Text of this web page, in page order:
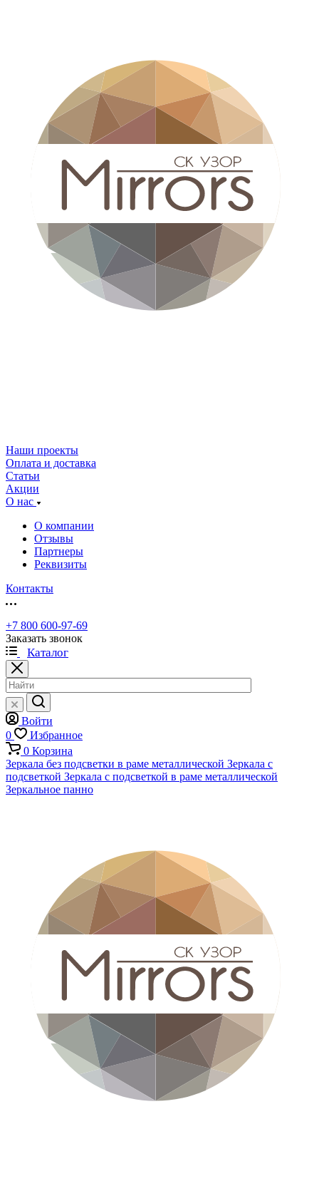
Наши проекты
Оплата и доставка
Статьи
Акции
О нас
О компании
Отзывы
Партнеры
Реквизиты
Контакты
+7 800 600-97-69
Заказать звонок
Каталог
Войти
0
Избранное
0 Корзина
Зеркала без подсветки в раме металлической Зеркала с
подсветкой Зеркала с подсветкой в раме металлической
Зеркальное панно